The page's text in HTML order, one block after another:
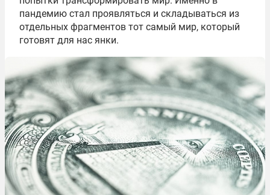
пандемию стал проявляться и складываться из
отдельных фрагментов тот самый мир, который
готовят для нас янки.